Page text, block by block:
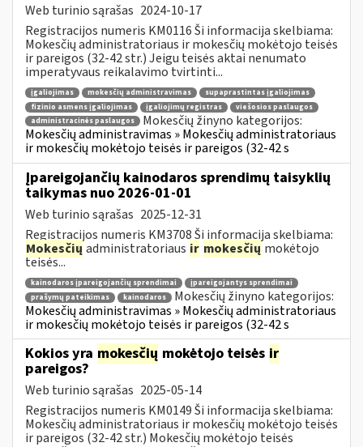
Web turinio sąrašas 2024-10-17
Registracijos numeris KM0116 Ši informacija skelbiama:
Mokesčių administratoriaus ir mokesčių mokėtojo teisės
ir pareigos (32-42 str.) Jeigu teisės aktai nenumato
imperatyvaus reikalavimo tvirtinti...
įgaliojimas mokesčių administravimas
supaprastintas įgaliojimas
fizinio asmens įgaliojimas
įgaliojimų registras
viešosios paslaugos
administracinės paslaugos
Mokesčių žinyno kategorijos:
Mokesčių administravimas » Mokesčių administratoriaus
ir mokesčių mokėtojo teisės ir pareigos (32-42 s
Įpareigojančių kainodaros sprendimų taisyklių
taikymas nuo 2026-01-01
Web turinio sąrašas 2025-12-31
Registracijos numeris KM3708 Ši informacija skelbiama:
Mokesčių administratoriaus ir mokesčių mokėtojo
teisės...
kainodaros įpareigojančių sprendimai
įpareigojantys sprendimai
prašymų pateikimas
kainodaros
Mokesčių žinyno kategorijos:
Mokesčių administravimas » Mokesčių administratoriaus
ir mokesčių mokėtojo teisės ir pareigos (32-42 s
Kokios yra mokesčių mokėtojo teisės ir
pareigos?
Web turinio sąrašas 2025-05-14
Registracijos numeris KM0149 Ši informacija skelbiama:
Mokesčių administratoriaus ir mokesčių mokėtojo teisės
ir pareigos (32-42 str.) Mokesčių mokėtojo teisės